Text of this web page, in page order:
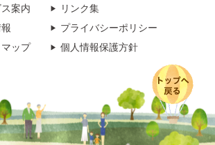
案内
ップ
リンク集
プライバシーポリシー
個人情報保護方針